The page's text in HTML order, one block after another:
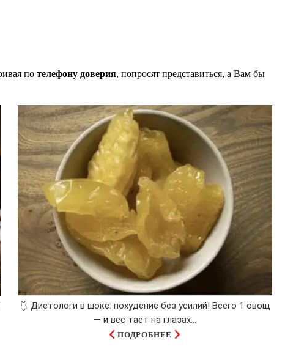
по телефону доверия, попросят представиться, а Вам бы
🩱 Диетологи в шоке: похудение без усилий! Всего 1 овощ
— и вес тает на глазах…
ПОДРОБНЕЕ